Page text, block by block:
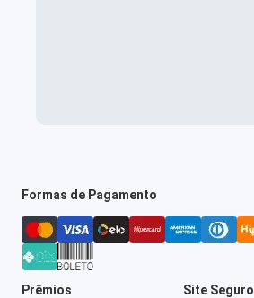
Formas de Pagamento
Prêmios Site Seguro